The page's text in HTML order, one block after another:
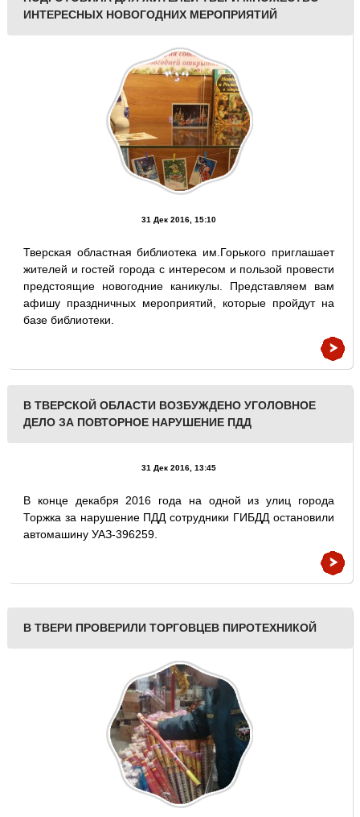
ИНТЕРЕСНЫХ НОВОГОДНИХ МЕРОПРИЯТИЙ
31 Дек 2016, 15:10
Тверская областная библиотека им.Горького приглашает
жителей и гостей города с интересом и пользой провести
предстоящие новогодние каникулы. Представляем вам
афишу праздничных мероприятий, которые пройдут на
базе библиотеки.
В ТВЕРСКОЙ ОБЛАСТИ ВОЗБУЖДЕНО УГОЛОВНОЕ
ДЕЛО ЗА ПОВТОРНОЕ НАРУШЕНИЕ ПДД
31 Дек 2016, 13:45
В конце декабря 2016 года на одной из улиц города
Торжка за нарушение ПДД сотрудники ГИБДД остановили
автомашину УАЗ-396259.
В ТВЕРИ ПРОВЕРИЛИ ТОРГОВЦЕВ ПИРОТЕХНИКОЙ